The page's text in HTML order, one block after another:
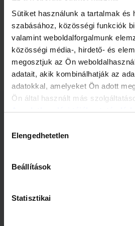
Sütiket használunk a tartalmak és
szabásához, közösségi funkciók
valamint weboldalforgalmunk
közösségi média-, hirdető- és
megosztjuk az Ön
adatait, akik kombinálhatják az
adatokkal, amelyeket Ön adott
Ön által használt más
Az adatkezelési tájékoztató
kiválasztása
Elengedhetetlen
Beállítások
Statisztikai
Megdöbbentő adat született azzal
hányan gondolkoztak már az
százalékának fordult már meg a
lányok esetében. És a
Szlovákia mellett nálunk figyelhető